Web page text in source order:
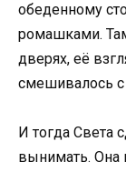
обеденному
ромашками.
дверях, её
смешивалось
И тогда Света
вынимать. Она